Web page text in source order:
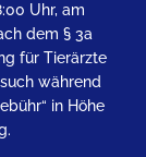
Uhr, am
dem § 3a
für Tierärzte
während
in Höhe